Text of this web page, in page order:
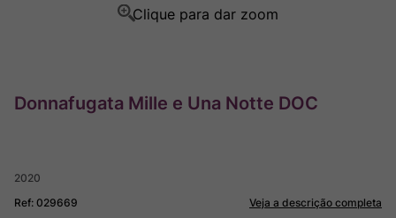
Donnafugata Mille e Una Notte DOC
2020
Ref: 029669 Veja a descrição completa